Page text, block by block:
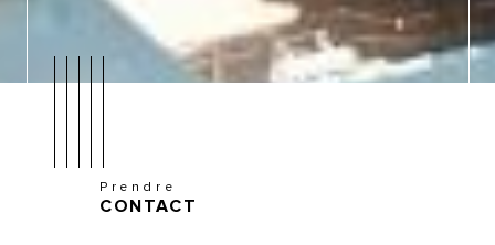
Prendre
CONTACT